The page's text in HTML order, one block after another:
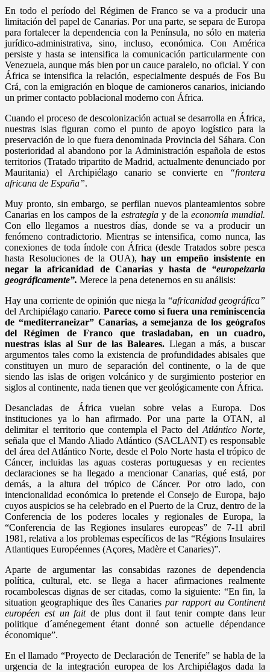
En todo el período del Régimen de Franco se va a producir una
limitación del papel de Canarias. Por una parte, se separa de Europa
para fortalecer la dependencia con la Península, no sólo en materia
jurídico-administrativa, sino, incluso, económica. Con América
persiste y hasta se intensifica la comunicación particularmente con
Venezuela, aunque más bien por un cauce paralelo, no oficial. Y con
África se intensifica la relación, especialmente después de Fos Bu
Crá, con la emigración en bloque de camioneros canarios, iniciando
un primer contacto poblacional moderno con África.
Cuando el proceso de descolonización actual se desarrolla en África,
nuestras islas figuran como el punto de apoyo logístico para la
preservación de lo que fuera denominada Provincia del Sáhara. Con
posterioridad al abandono por la Administración española de estos
territorios (Tratado tripartito de Madrid, actualmente denunciado por
Mauritania) el Archipiélago canario se convierte en
“frontera
africana de España”.
Muy pronto, sin embargo, se perfilan nuevos planteamientos sobre
Canarias en los campos de la estrategia y de la economía mundial.
Con ello llegamos a nuestros días, donde se va a producir un
fenómeno contradictorio. Mientras se intensifica, como nunca, las
conexiones de toda índole con África (desde Tratados sobre pesca
hasta Resoluciones de la OUA),hay un empeño insistente en
negar la africanidad de Canarias y hasta de “europeizarla
geográficamente”. Merece la pena detenernos en su análisis:
Hay una corriente de opinión que niega la “africanidad geográfica”
del Archipiélago canario. Parece como si fuera una reminiscencia
de “mediterraneizar” Canarias, a semejanza de los geógrafos
del Régimen de Franco que trasladaban, en un cuadro,
nuestras islas al Sur de las Baleares.Llegan a más, a buscar
argumentos tales como la existencia de profundidades abisales que
constituyen un muro de separación del continente, o la de que
siendo las islas de origen volcánico y de surgimiento posterior en
siglos al continente, nada tienen que ver geológicamente con África.
Desancladas de África vuelan sobre velas a Europa. Dos
instituciones ya lo han afirmado. Por una parte la OTAN, al
delimitar el territorio que contempla el Pacto delAtlántico Norte,
señala que el Mando Aliado Atlántico (SACLANT) es responsable
del área del Atlántico Norte, desde el Polo Norte hasta el trópico de
Cáncer, incluidas las aguas costeras portuguesas y en recientes
declaraciones se ha llegado a mencionar Canarias, qué está, por
demás, a la altura del trópico de Cáncer. Por otro lado, con
intencionalidad económica lo pretende el Consejo de Europa, bajo
cuyos auspicios se ha celebrado en el Puerto de la Cruz, dentro de la
Conferencia de los poderes locales y regionales de Europa, la
“Conferencia de las Regiones insulares europeas” de 7-11 abril
1981, relativa a los problemas específicos de las “Régions Insulaires
Atlantiques Européennes (Açores, Madère et Canaries)”.
Aparte de argumentar las consabidas razones de dependencia
política, cultural, etc. se llega a hacer afirmaciones realmente
rocambolescas dignas de ser citadas, como la siguiente: “En fin, la
situation geographique des îles Canaries par rapport au Continent
européen est un fait de plus dont il faut tenir compte dans leur
politique d´aménegement étant donné son actuelle dépendance
économique”.
En el llamado “Proyecto de Declaración de Tenerife” se habla de la
urgencia de la integración europea de los Archipiélagos dada la